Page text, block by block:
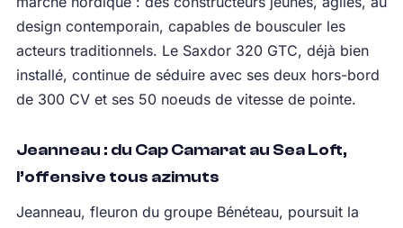
design contemporain, capables de bousculer les
acteurs traditionnels. Le Saxdor 320 GTC, déjà bien
installé, continue de séduire avec ses deux hors-bord
de 300 CV et ses 50 noeuds de vitesse de pointe.
Jeanneau : du Cap Camarat au Sea Loft,
l’offensive tous azimuts
Jeanneau, fleuron du groupe Bénéteau, poursuit la